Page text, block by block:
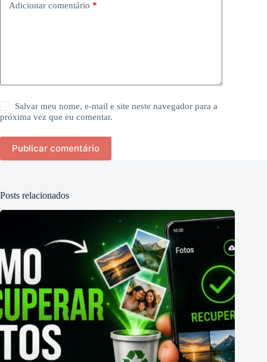
Adicionar comentário *
Salvar meu nome, e-mail e site neste navegador para a
próxima vez que eu comentar.
Publicar comentário
Posts relacionados